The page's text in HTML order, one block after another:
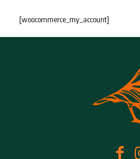
[woocommerce_my_account]